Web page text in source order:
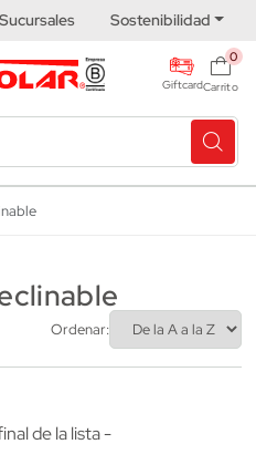
Sucursales Sostenibilidad
Giftcard
0
Carrito
Ordenar:
de la lista -